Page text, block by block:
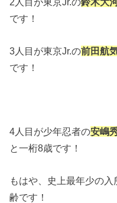
です！
3人目が東京Jr.の前田航
です！
4人目が少年忍者の安嶋
と一桁8歳です！
もはや、史上最年少の
齢です！